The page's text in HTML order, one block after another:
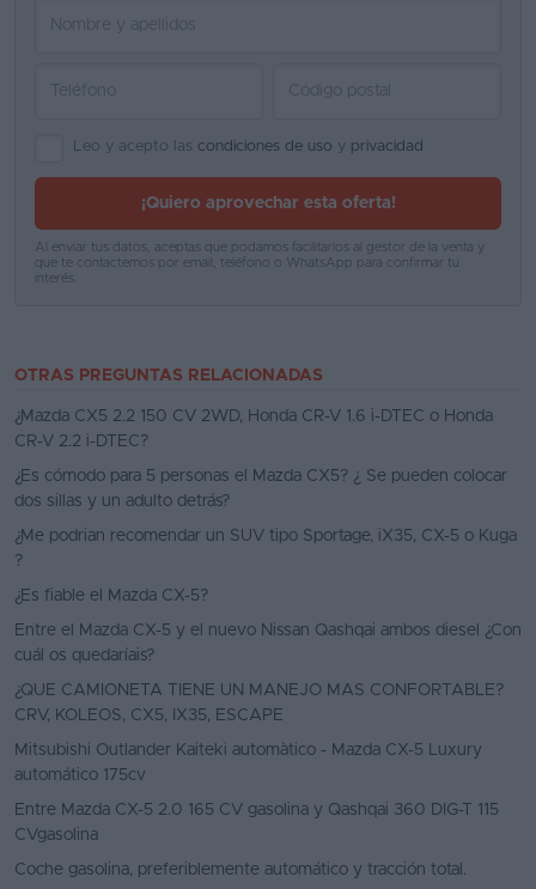
Leo y acepto las condiciones de uso y privacidad
¡Quiero aprovechar esta oferta!
Al enviar tus datos, aceptas que podamos facilitarlos al gestor de la venta y
que te contactemos por email, teléfono o WhatsApp para confirmar tu
interés.
OTRAS PREGUNTAS RELACIONADAS
¿Mazda CX5 2.2 150 CV 2WD, Honda CR-V 1.6 i-DTEC o Honda
CR-V 2.2 i-DTEC?
¿Es cómodo para 5 personas el Mazda CX5? ¿ Se pueden colocar
dos sillas y un adulto detrás?
¿Me podrian recomendar un SUV tipo Sportage, iX35, CX-5 o Kuga
?
¿Es fiable el Mazda CX-5?
Entre el Mazda CX-5 y el nuevo Nissan Qashqai ambos diesel ¿Con
cuál os quedaríais?
¿QUE CAMIONETA TIENE UN MANEJO MAS CONFORTABLE?
CRV, KOLEOS, CX5, IX35, ESCAPE
Mitsubishi Outlander Kaiteki automàtico - Mazda CX-5 Luxury
automático 175cv
Entre Mazda CX-5 2.0 165 CV gasolina y Qashqai 360 DIG-T 115
CVgasolina
Coche gasolina, preferiblemente automático y tracción total.